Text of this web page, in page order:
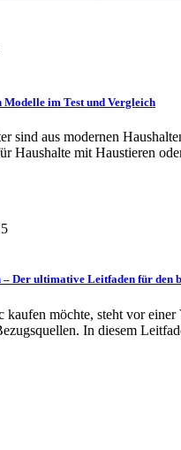
Modelle im Test und Vergleich
sind aus modernen
Haushalte mit Haustieren
Der ultimative Leitfaden für den
möchte, steht vor
In diesem